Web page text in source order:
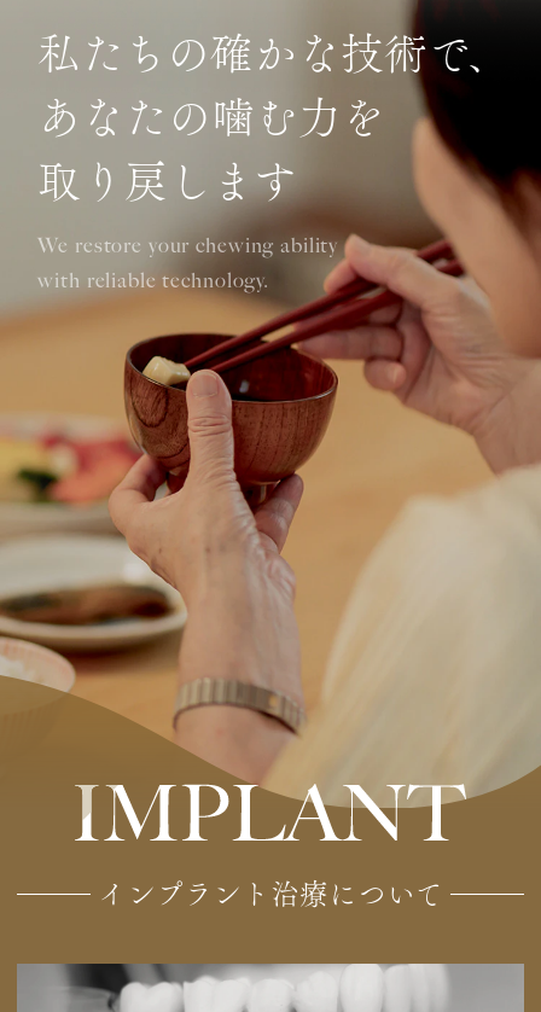
私たちの確かな技術で、
あなたの噛む力を
取り戻します
We restore your chewing ability
with reliable technology.
インプラント治療について